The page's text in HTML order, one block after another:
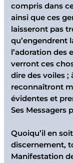
compris dans
ainsi que ces
laisseront pas
qu’engendrent
l’adoration des
verront ces
dire des voiles ;
reconnaîtront
évidentes et
Ses Messagers
Quoiqu’il en
discernement,
Manifestation